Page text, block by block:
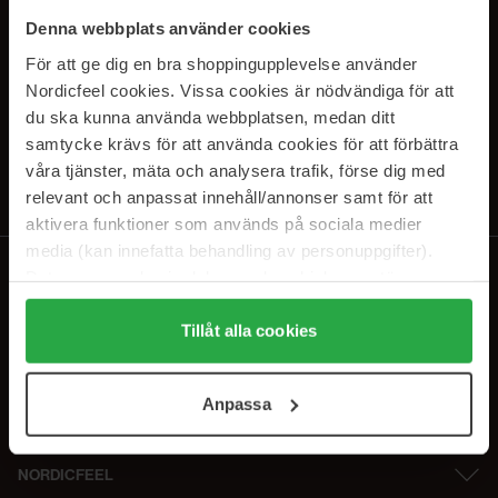
Denna webbplats använder cookies
För att ge dig en bra shoppingupplevelse använder
Nordicfeel cookies. Vissa cookies är nödvändiga för att
du ska kunna använda webbplatsen, medan ditt
samtycke krävs för att använda cookies för att förbättra
våra tjänster, mäta och analysera trafik, förse dig med
relevant och anpassat innehåll/annonser samt för att
aktivera funktioner som används på sociala medier
media (kan innefatta behandling av personuppgifter).
Genom att trycka på "Tillåt alla cookies" accepterar du
alla cookies, medan du under "Detaljer" kan anpassa
användningen av cookies. Du kan när som helst återkalla
samt vår Integritetspolicy.
Tillåt alla cookies
Anpassa
SUBSCRIBE TO OUR
NEWSLETTER
Sähköposti
Tilaamalla hyväksyttietosuojakäytäntömme. Peruuta tilaus milloin
NORDICFEEL